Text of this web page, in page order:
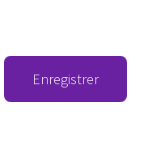
Enregistrer